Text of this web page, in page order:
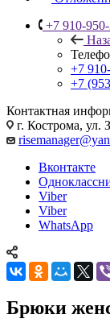
+7 910-
+7
+7
Контактная
г. Кострома, ул.
Вконтакте
Viber
Viber
WhatsApp
Брюки